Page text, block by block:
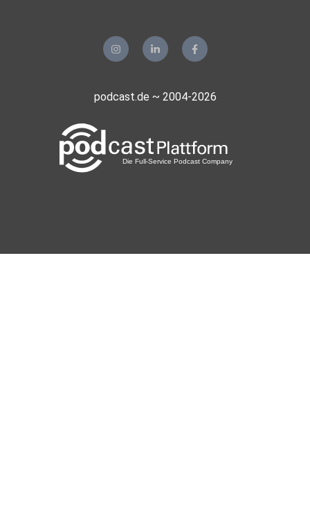
https://www.linkedin.com/in/sophia-charlotte-hoge-
podcast.de ~ 2004-2026